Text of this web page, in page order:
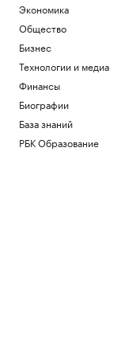
Экономика
Общество
Бизнес
Технологии и медиа
Финансы
Биографии
База знаний
РБК Образование